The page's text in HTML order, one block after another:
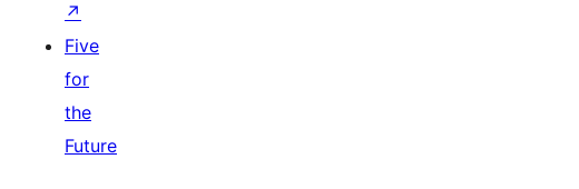
↗
Five
for
the
Future